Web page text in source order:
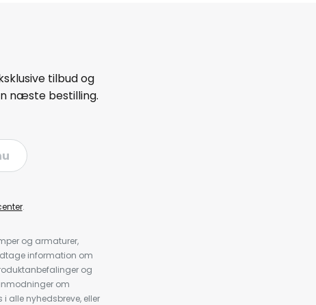
tilbud og
næste bestilling.
.
og armaturer,
information om
og
om
alle nyhedsbreve, eller